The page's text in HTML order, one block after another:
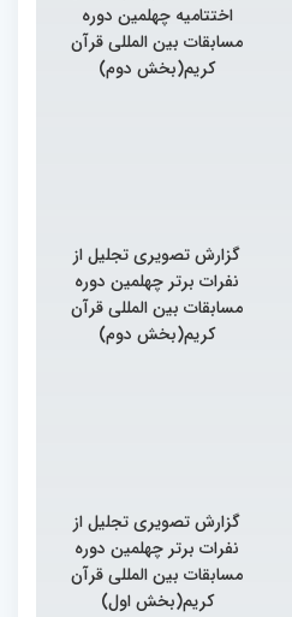
اختتامیه چهلمین دوره
مسابقات بین المللی قرآن
کریم(بخش دوم)
گزارش تصویری تجلیل از
نفرات برتر چهلمین دوره
مسابقات بین المللی قرآن
کریم(بخش دوم)
گزارش تصویری تجلیل از
نفرات برتر چهلمین دوره
مسابقات بین المللی قرآن
کریم(بخش اول)